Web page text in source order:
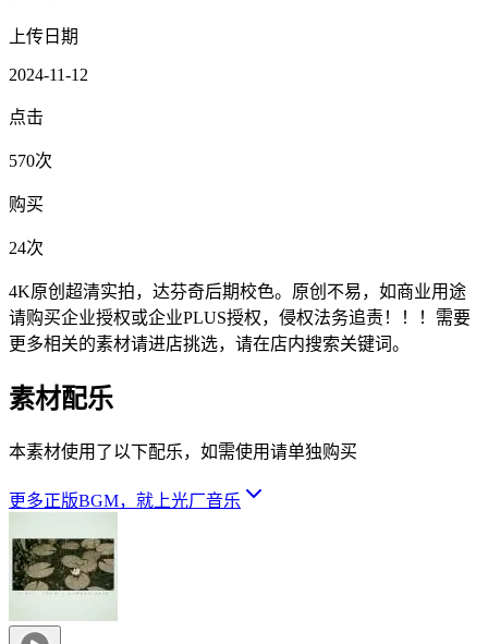
上传日期
2024-11-12
点击
570次
购买
24次
4K原创超清实拍，达芬奇后期校色。原创不易，如商业用途
请购买企业授权或企业PLUS授权，侵权法务追责！！！需要
更多相关的素材请进店挑选，请在店内搜索关键词。
素材配乐
本素材使用了以下配乐，如需使用请单独购买
更多正版BGM，就上光厂音乐